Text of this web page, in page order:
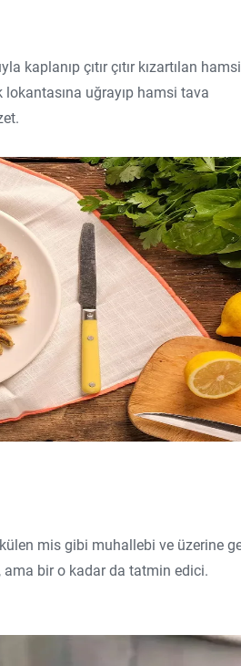
kaplanıp çıtır çıtır kızartılan
lokantasına uğrayıp hamsi tava
mis gibi muhallebi ve üzerine
ama bir o kadar da tatmin edici.